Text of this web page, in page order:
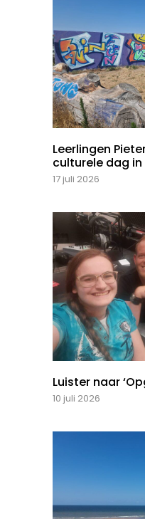
Leerlingen
culturele dag in
17 juli 2026
Luister naar
10 juli 2026